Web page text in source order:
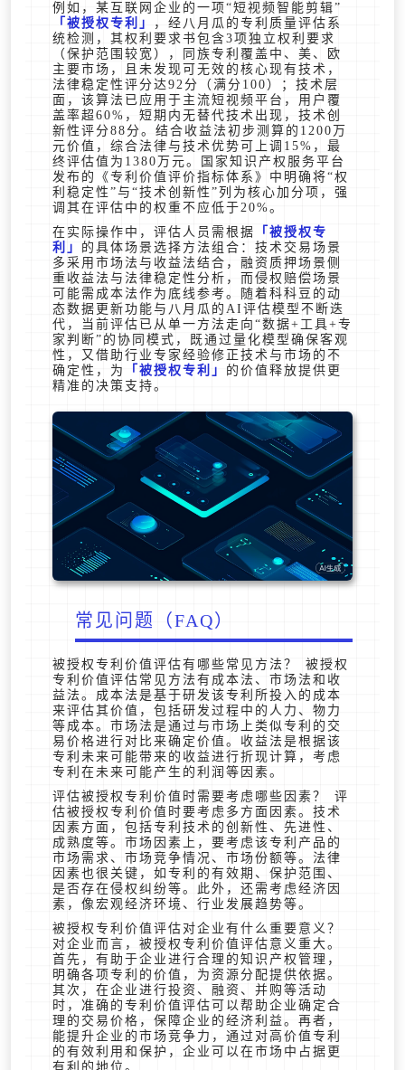
例如，某互联网企业的一项“短视频智能剪辑”
被授权专利
，经八月瓜的专利质量评估系
统检测，其权利要求书包含3项独立权利要求
（保护范围较宽），同族专利覆盖中、美、欧
主要市场，且未发现可无效的核心现有技术，
法律稳定性评分达92分（满分100）；技术层
面，该算法已应用于主流短视频平台，用户覆
盖率超60%，短期内无替代技术出现，技术创
新性评分88分。结合收益法初步测算的1200万
元价值，综合法律与技术优势可上调15%，最
终评估值为1380万元。国家知识产权服务平台
发布的《专利价值评价指标体系》中明确将“权
利稳定性”与“技术创新性”列为核心加分项，强
调其在评估中的权重不应低于20%。
在实际操作中，评估人员需根据
被授权专
利
的具体场景选择方法组合：技术交易场景
多采用市场法与收益法结合，融资质押场景侧
重收益法与法律稳定性分析，而侵权赔偿场景
可能需成本法作为底线参考。随着科科豆的动
态数据更新功能与八月瓜的AI评估模型不断迭
代，当前评估已从单一方法走向“数据+工具+专
家判断”的协同模式，既通过量化模型确保客观
性，又借助行业专家经验修正技术与市场的不
确定性，为
被授权专利
的价值释放提供更
精准的决策支持。
常见问题（FAQ）
被授权专利价值评估有哪些常见方法？ 被授权
专利价值评估常见方法有成本法、市场法和收
益法。成本法是基于研发该专利所投入的成本
来评估其价值，包括研发过程中的人力、物力
等成本。市场法是通过与市场上类似专利的交
易价格进行对比来确定价值。收益法是根据该
专利未来可能带来的收益进行折现计算，考虑
专利在未来可能产生的利润等因素。
评估被授权专利价值时需要考虑哪些因素？ 评
估被授权专利价值时要考虑多方面因素。技术
因素方面，包括专利技术的创新性、先进性、
成熟度等。市场因素上，要考虑该专利产品的
市场需求、市场竞争情况、市场份额等。法律
因素也很关键，如专利的有效期、保护范围、
是否存在侵权纠纷等。此外，还需考虑经济因
素，像宏观经济环境、行业发展趋势等。
被授权专利价值评估对企业有什么重要意义？
对企业而言，被授权专利价值评估意义重大。
首先，有助于企业进行合理的知识产权管理，
明确各项专利的价值，为资源分配提供依据。
其次，在企业进行投资、融资、并购等活动
时，准确的专利价值评估可以帮助企业确定合
理的交易价格，保障企业的经济利益。再者，
能提升企业的市场竞争力，通过对高价值专利
的有效利用和保护，企业可以在市场中占据更
有利的地位。